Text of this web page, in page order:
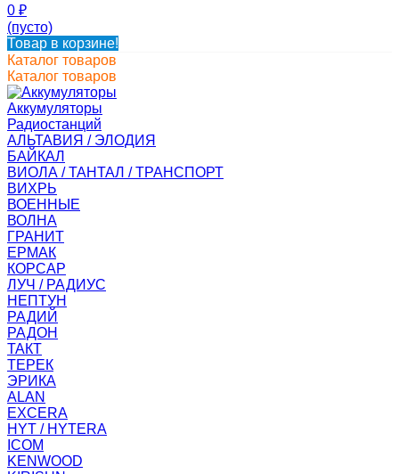
0 ₽
(пусто)
Товар в корзине!
Каталог товаров
Каталог товаров
Аккумуляторы
Радиостанций
АЛЬТАВИЯ / ЭЛОДИЯ
БАЙКАЛ
ВИОЛА / ТАНТАЛ / ТРАНСПОРТ
ВИХРЬ
ВОЕННЫЕ
ВОЛНА
ГРАНИТ
ЕРМАК
КОРСАР
ЛУЧ / РАДИУС
НЕПТУН
РАДИЙ
РАДОН
ТАКТ
ТЕРЕК
ЭРИКА
ALAN
EXCERA
HYT / HYTERA
ICOM
KENWOOD